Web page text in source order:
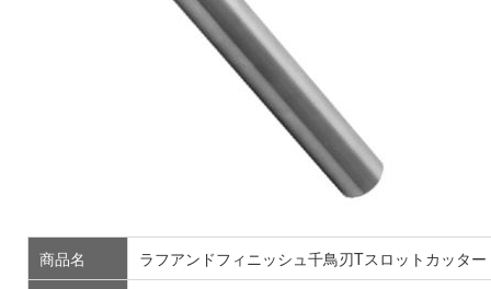
商品名
ラフアンドフィニッシュ千鳥刃Tスロットカッター